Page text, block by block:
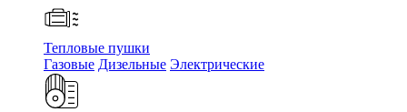
Тепловые пушки
Газовые Дизельные Электрические